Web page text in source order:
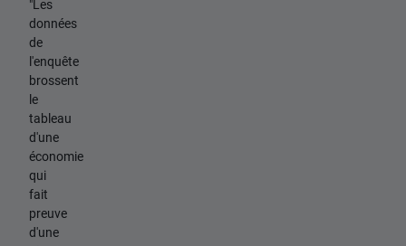
"Les
données
de
l'enquête
brossent
le
tableau
d'une
économie
qui
fait
preuve
d'une